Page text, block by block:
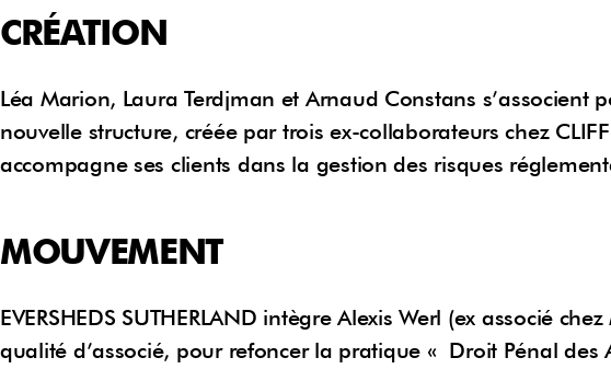
CRÉATION
Léa Marion, Laura Terdjman et Arnaud Constans s’associent
nouvelle structure, créée par trois ex-collaborateurs chez
accompagne ses clients dans la gestion des risques
MOUVEMENT
EVERSHEDS SUTHERLAND intègre Alexis Werl (ex associé
qualité d’associé, pour refoncer la pratique « Droit Pénal des